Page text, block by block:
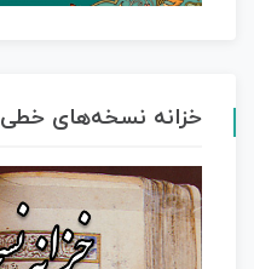
خزانه نسخه‌های خطی